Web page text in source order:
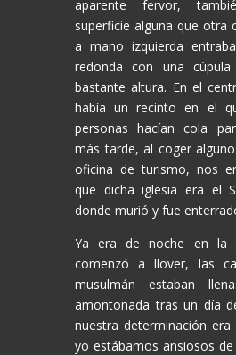
aparente fervor,
superficie alguna que otra
a mano izquierda
redonda con una
bastante altura. En el
había un recinto en el
personas hacían cola
más tarde, al coger
oficina de turismo, nos
que dicha iglesia era el
donde murió y fue
Ya era de noche en la
comenzó a llover, las
musulmán estaban
amontonada tras un día
nuestra determinación era
yo estábamos ansiosos